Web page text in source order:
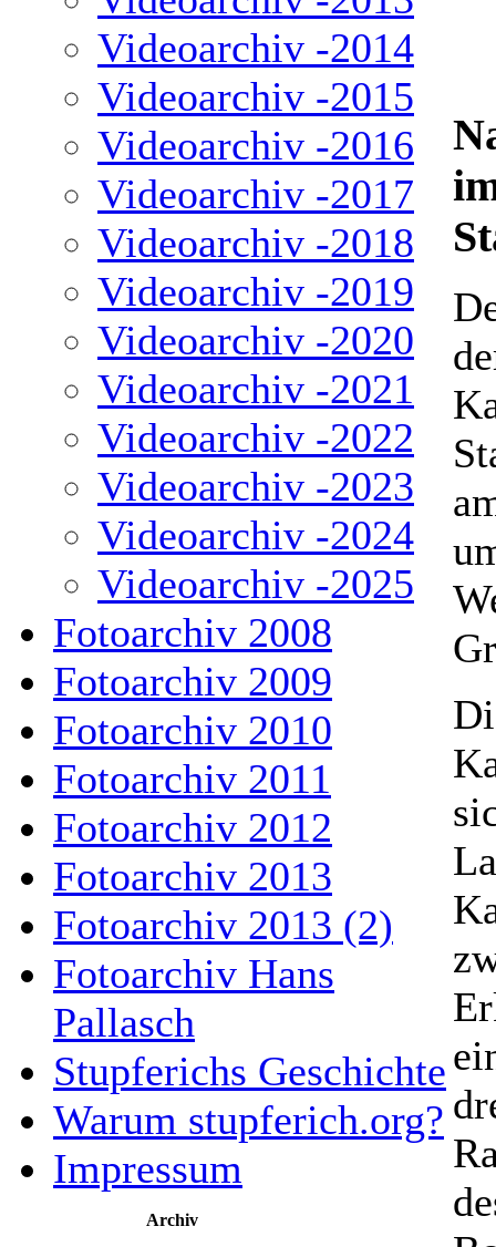
Videoarchiv -2014
Videoarchiv -2015
Videoarchiv -2016
Videoarchiv -2017
Videoarchiv -2018
Videoarchiv -2019
Videoarchiv -2020
Videoarchiv -2021
Videoarchiv -2022
Videoarchiv -2023
Videoarchiv -2024
Videoarchiv -2025
Fotoarchiv 2008
Fotoarchiv 2009
Fotoarchiv 2010
Fotoarchiv 2011
Fotoarchiv 2012
Fotoarchiv 2013
Fotoarchiv 2013 (2)
Fotoarchiv Hans
Pallasch
Stupferichs Geschichte
Warum stupferich.org?
Impressum
Archiv